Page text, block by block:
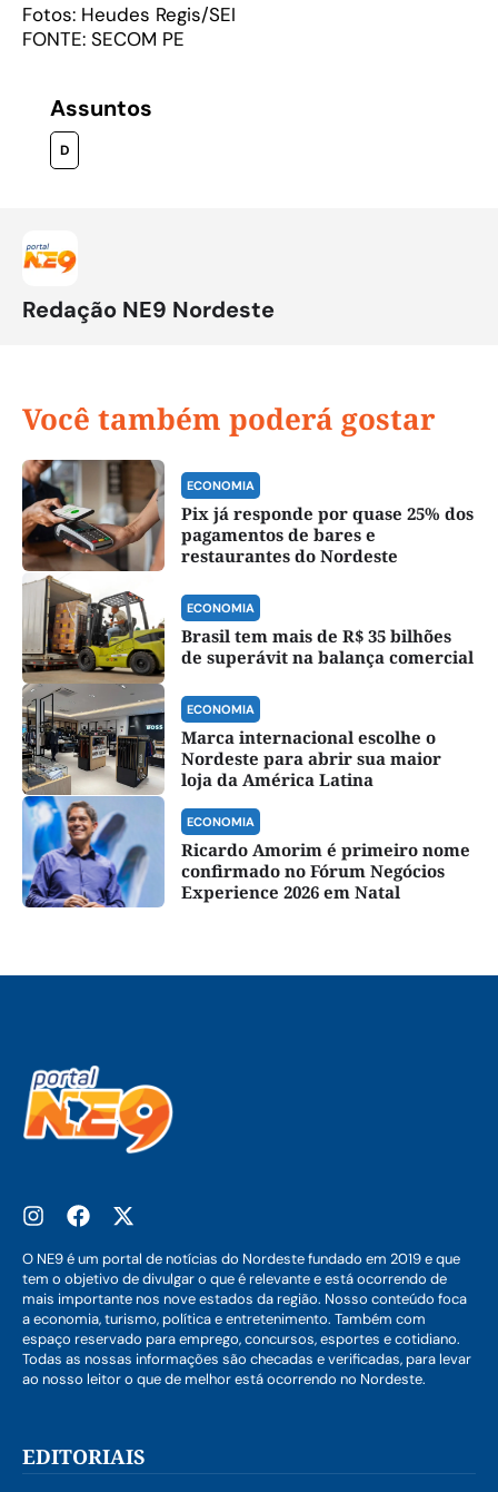
Fotos: Heudes Regis/SEI
FONTE: SECOM PE
Assuntos
D
Redação NE9 Nordeste
Você também poderá gostar
ECONOMIA
Pix já responde por quase 25% dos
pagamentos de bares e
restaurantes do Nordeste
ECONOMIA
Brasil tem mais de R$ 35 bilhões
de superávit na balança comercial
ECONOMIA
Marca internacional escolhe o
Nordeste para abrir sua maior
loja da América Latina
ECONOMIA
Ricardo Amorim é primeiro nome
confirmado no Fórum Negócios
Experience 2026 em Natal
O NE9 é um portal de notícias do Nordeste fundado em 2019 e que
tem o objetivo de divulgar o que é relevante e está ocorrendo de
mais importante nos nove estados da região. Nosso conteúdo foca
a economia, turismo, política e entretenimento. Também com
espaço reservado para emprego, concursos, esportes e cotidiano.
Todas as nossas informações são checadas e verificadas, para levar
ao nosso leitor o que de melhor está ocorrendo no Nordeste.
EDITORIAIS